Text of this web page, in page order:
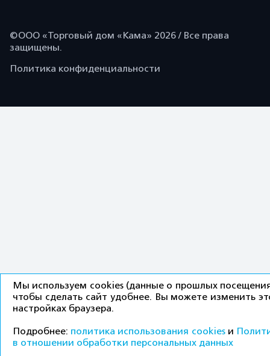
©ООО «Торговый дом «Кама» 2026 / Все права
защищены.
Политика конфиденциальности
Мы используем cookies (данные о прошлых
чтобы сделать сайт удобнее. Вы можете изменить
настройках браузера.
Подробнее: политика использования cookiesи
в отношении обработки персональных данных